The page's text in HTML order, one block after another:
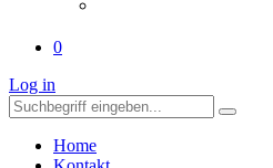
0
Log in
Home